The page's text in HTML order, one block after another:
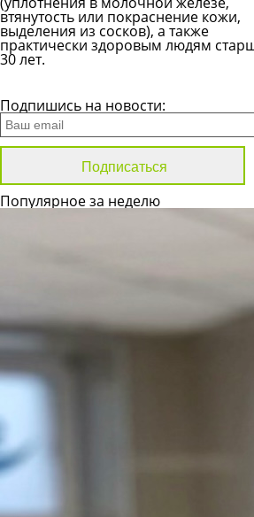
втянутость или покраснение кожи,
выделения из сосков), а также
практически здоровым людям
30 лет.
Подпишись на новости:
Популярное за неделю